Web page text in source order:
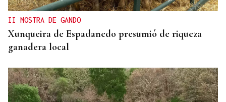
II MOSTRA DE GANDO
Xunqueira de Espadanedo presumió de riqueza
ganadera local